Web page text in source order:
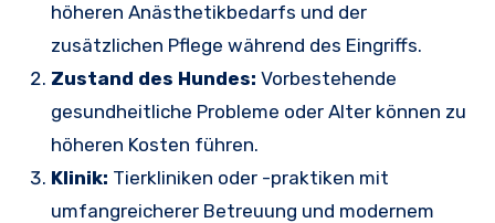
höheren Anästhetikbedarfs und der
zusätzlichen Pflege während des Eingriffs.
Zustand des Hundes: Vorbestehende
gesundheitliche Probleme oder Alter können zu
höheren Kosten führen.
Klinik: Tierkliniken oder -praktiken mit
umfangreicherer Betreuung und modernem